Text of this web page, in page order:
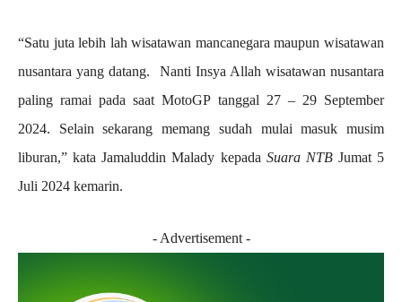
“Satu juta lebih lah wisatawan mancanegara maupun wisatawan
nusantara yang datang. Nanti Insya Allah wisatawan nusantara
paling ramai pada saat MotoGP tanggal 27 – 29 September
2024. Selain sekarang memang sudah mulai masuk musim
liburan,” kata Jamaluddin Malady kepada Suara NTBJumat 5
Juli 2024 kemarin.
- Advertisement -